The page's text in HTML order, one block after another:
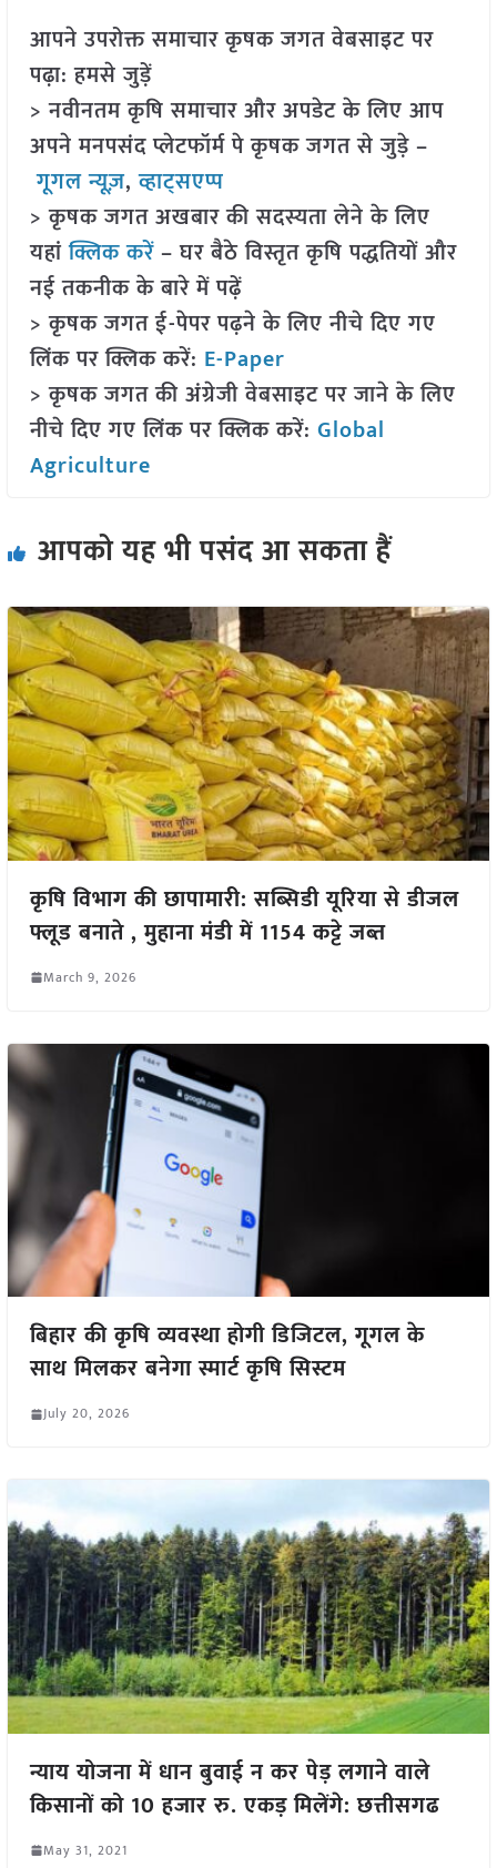
आपने उपरोक्त समाचार कृषक जगत वेबसाइट पर
पढ़ा: हमसे जुड़ें
> नवीनतम कृषि समाचार और अपडेट के लिए आप
अपने मनपसंद प्लेटफॉर्म पे कृषक जगत से जुड़े –
गूगल न्यूज़,व्हाट्सएप्प
> कृषक जगत अखबार की सदस्यता लेने के लिए
यहांक्लिक करें– घर बैठे विस्तृत कृषि पद्धतियों और
नई तकनीक के बारे में पढ़ें
> कृषक जगत ई-पेपर पढ़ने के लिए नीचे दिए गए
लिंक पर क्लिक करें: E-Paper
> कृषक जगत की अंग्रेजी वेबसाइट पर जाने के लिए
नीचे दिए गए लिंक पर क्लिक करें: Global
Agriculture
आपको यह भी पसंद आ सकता हैं
कृषि विभाग की छापामारी: सब्सिडी यूरिया से डीजल
फ्लूड बनाते , मुहाना मंडी में 1154 कट्टे जब्त
March 9, 2026
बिहार की कृषि व्यवस्था होगी डिजिटल, गूगल के
साथ मिलकर बनेगा स्मार्ट कृषि सिस्टम
July 20, 2026
न्याय योजना में धान बुवाई न कर पेड़ लगाने वाले
किसानों को 10 हजार रु. एकड़ मिलेंगे: छत्तीसगढ
May 31, 2021